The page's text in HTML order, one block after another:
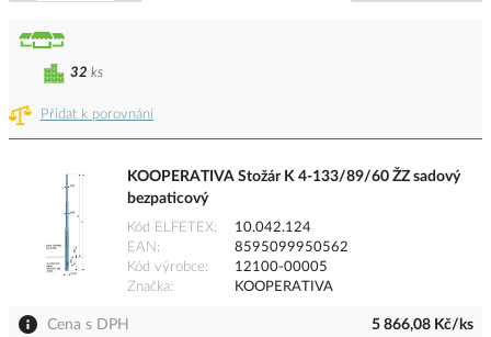
Přidat k porovnání
32 ks
KOOPERATIVA Stožár K 4-133/89/60 ŽZ sadový
bezpaticový
Kód ELFETEX
10.042.124
EAN
8595099950562
Kód výrobce
12100-00005
Značka
KOOPERATIVA
Cena s DPH 5 866,08 Kč/ks